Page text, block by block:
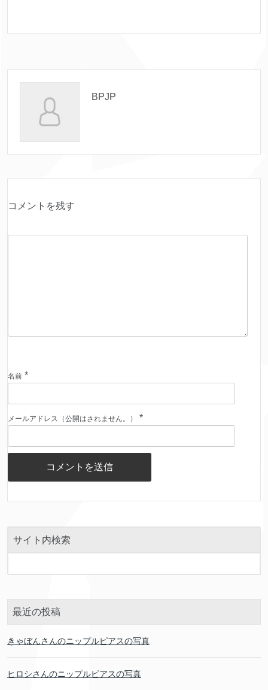
BPJP
コメントを残す
名前 *
メールアドレス（公開はされません。） *
サイト内検索
最近の投稿
きゃぼんさんのニップルピアスの写真
ヒロシさんのニップルピアスの写真